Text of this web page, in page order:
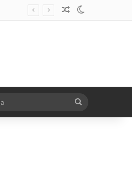
Noticia aleatoria